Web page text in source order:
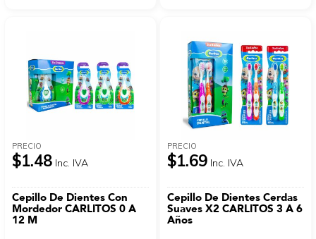
PRECIO
$1.48 Inc. IVA
Cepillo De Dientes Con
Mordedor CARLITOS 0 A
12 M
PRECIO
$1.69 Inc. IVA
Cepillo De Dientes Cerdas
Suaves X2 CARLITOS 3 A 6
Años